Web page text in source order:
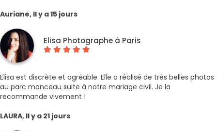
Auriane, Il y a 15 jours
Elisa Photographe à Paris
Elisa est discrète et agréable. Elle a réalisé de très belles photos
au parc monceau suite à notre mariage civil. Je la
recommande vivement !
LAURA, Il y a 21 jours